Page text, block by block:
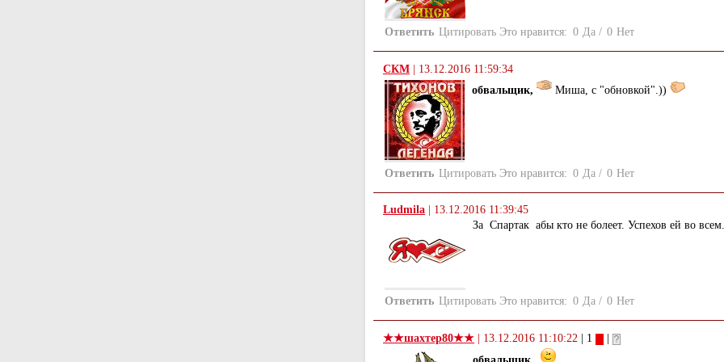
Ответить Цитировать Это нравится: 0 Да / 0 Нет
СКМ | 13.12.2016 11:59:34
обвальщик,
Миша, с "обновкой".))
Ответить Цитировать Это нравится: 0 Да / 0 Нет
Ludmila
13.12.2016 11:39:45
За Спартак абы кто не болеет. Успехов ей во всем.
Ответить Цитировать Это нравится: 0 Да / 0 Нет
★★шахтер80★★ 13.12.2016 11:10:22 | 1